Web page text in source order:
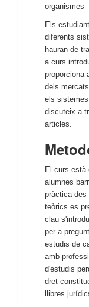
organismes
Els
diferents
hauran de
a curs
proporciona
dels
els
discuteix a
articles.
El curs està
alumnes
pràctica
teòrics es
clau
per a
estudis de
amb
d'estudis
dret
llibres